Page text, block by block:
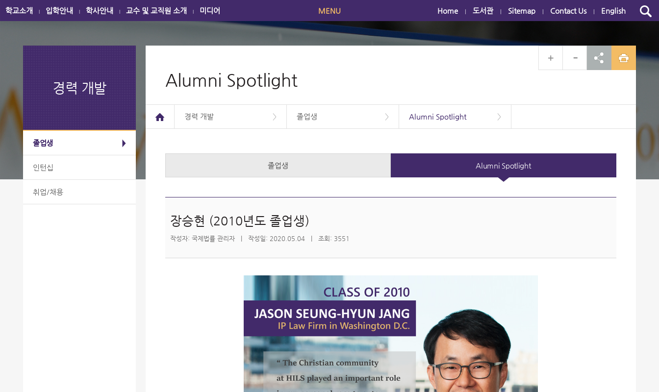
학교소개 입학안내 학사안내 교수 및 교직원 소개 미디어 Home 도서관 Sitemap Contact Us English
MENU
경력 개발
졸업생
인턴십
취업/채용
Alumni Spotlight
Alumni Spotlight >
졸업생 >
경력 개발 >
졸업생 Alumni Spotlight
장승현 (2010년도 졸업생)
작성자: 국제법률 관리자 | 작성일: 2020.05.04 | 조회: 3551